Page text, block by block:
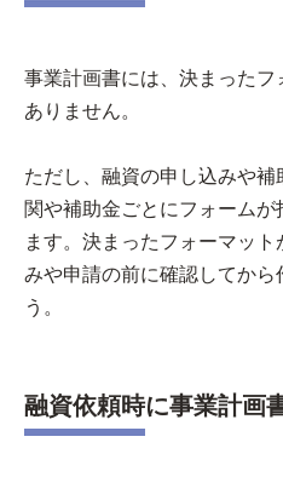
事業計画書には、決まった
ありません。
ただし、融資の申し込みや
関や補助金ごとにフォームが
ます。決まったフォーマッ
みや申請の前に確認してから
う。
融資依頼時に事業計画